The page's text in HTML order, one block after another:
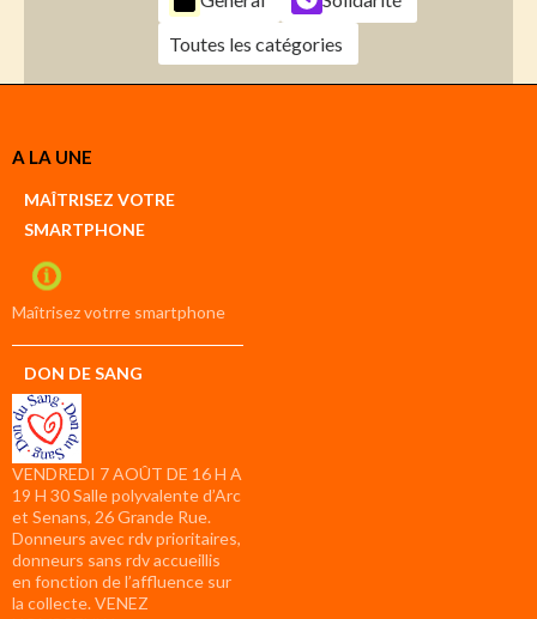
Toutes les catégories
Créer
compte
compte
A LA UNE
MAÎTRISEZ VOTRE
SMARTPHONE
Maîtrisez votrre smartphone
DON DE SANG
VENDREDI 7 AOÛT DE 16 H A
19 H 30 Salle polyvalente d’Arc
et Senans, 26 Grande Rue.
Donneurs avec rdv prioritaires,
donneurs sans rdv accueillis
en fonction de l’affluence sur
la collecte. VENEZ